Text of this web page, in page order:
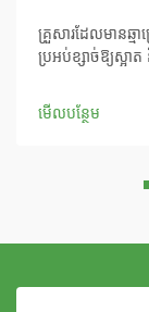
គ្រួសារដែលមានឆ្ម
ប្រអប់ខ្សាច់ឱ្យស្អា
ប្រាស់បានច្រើន និង
មើលបន្ថែម